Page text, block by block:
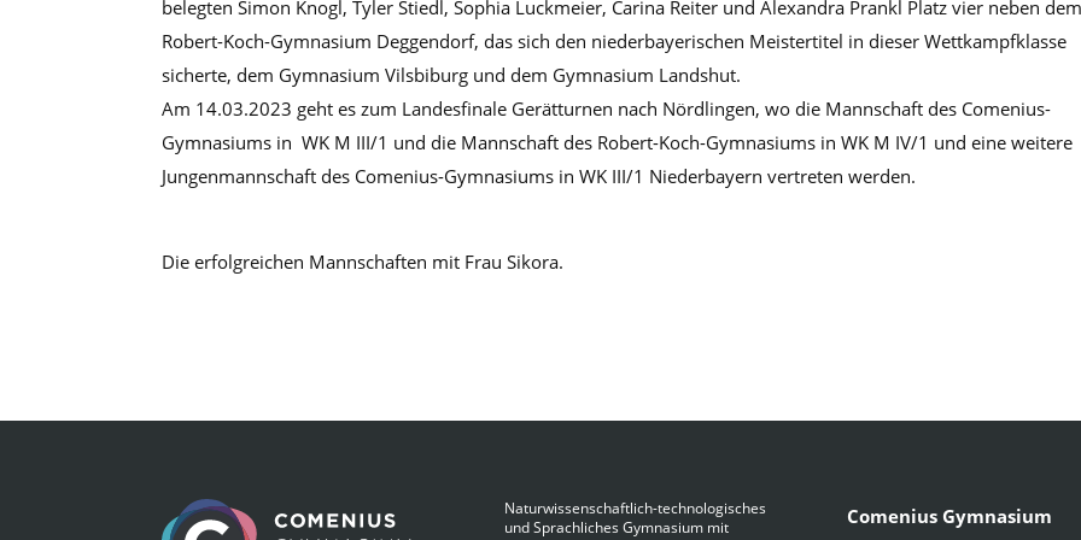
belegten Simon Knogl, Tyler Stiedl, Sophia Luckmeier, Carina Reiter und Alexandra Prankl Platz vier neben dem
Robert-Koch-Gymnasium Deggendorf, das sich den niederbayerischen Meistertitel in dieser Wettkampfklasse
sicherte, dem Gymnasium Vilsbiburg und dem Gymnasium Landshut.
Am 14.03.2023 geht es zum Landesfinale Gerätturnen nach Nördlingen, wo die Mannschaft des Comenius-
Gymnasiums in WK M III/1 und die Mannschaft des Robert-Koch-Gymnasiums in WK M IV/1 und eine weitere
Jungenmannschaft des Comenius-Gymnasiums in WK III/1 Niederbayern vertreten werden.
Die erfolgreichen Mannschaften mit Frau Sikora.
Naturwissenschaftlich-technologisches
und Sprachliches Gymnasium mit
Comenius Gymnasium